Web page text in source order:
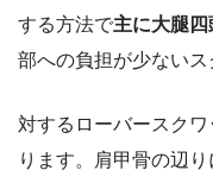
する方法で主に大腿四
部への負担が少ないス
対するローバースク
ります。肩甲骨の辺